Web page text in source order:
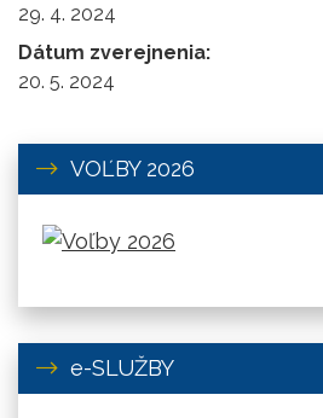
29. 4. 2024
Dátum zverejnenia:
20. 5. 2024
VOĽBY 2026
e-SLUŽBY